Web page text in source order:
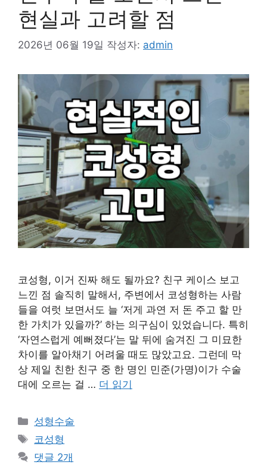
현실과 고려할 점
2026년 06월 19일 작성자: admin
코성형, 이거 진짜 해도 될까요? 친구 케이스 보고
느낀 점 솔직히 말해서, 주변에서 코성형하는 사람
들을 여럿 보면서도 늘 ‘저게 과연 저 돈 주고 할 만
한 가치가 있을까?’ 하는 의구심이 있었습니다. 특히
‘자연스럽게 예뻐졌다’는 말 뒤에 숨겨진 그 미묘한
차이를 알아채기 어려울 때도 많았고요. 그런데 막
상 제일 친한 친구 중 한 명인 민준(가명)이가 수술
대에 오르는 걸 … 더 읽기
카
테
리
성형수술
태
그
코성형
댓글 2개